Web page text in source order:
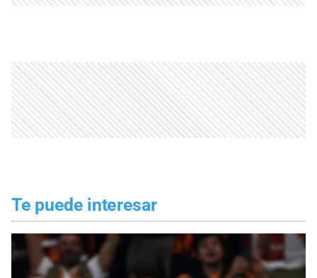
Te puede interesar